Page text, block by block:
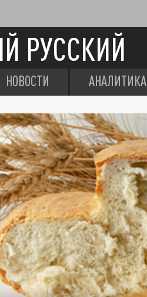
РУССКИЙ
НОВОСТИ АНАЛИТИКА